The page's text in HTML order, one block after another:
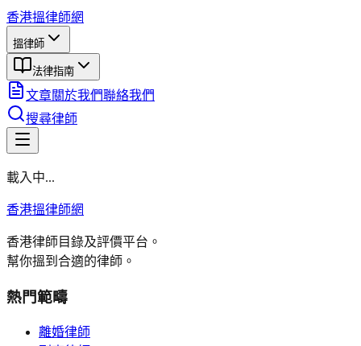
香港搵律師網
搵律師
法律指南
文章關於我們聯絡我們
搜尋律師
載入中...
香港搵律師網
香港律師目錄及評價平台。
幫你搵到合適的律師。
熱門範疇
離婚律師